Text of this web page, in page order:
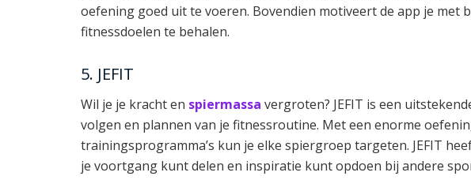
oefening goed uit te voeren. Bovendien motiveert de app je met
fitnessdoelen te behalen.
5. JEFIT
Wil je je kracht en spiermassa vergroten? JEFIT is een
volgen en plannen van je fitnessroutine. Met een enorme
trainingsprogramma’s kun je elke spiergroep targeten. JEFIT
je voortgang kunt delen en inspiratie kunt opdoen bij andere